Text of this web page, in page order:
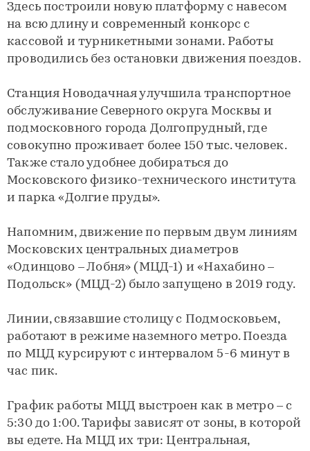
Здесь построили новую платформу с навесом
на всю длину и современный конкорс с
кассовой и турникетными зонами. Работы
проводились без остановки движения поездов.
Станция Новодачная улучшила транспортное
обслуживание Северного округа Москвы и
подмосковного города Долгопрудный, где
совокупно проживает более 150 тыс. человек.
Также стало удобнее добираться до
Московского физико-технического института
и парка «Долгие пруды».
Напомним, движение по первым двум линиям
Московских центральных диаметров
«Одинцово – Лобня» (МЦД-1) и «Нахабино –
Подольск» (МЦД-2) было запущено в 2019 году.
Линии, связавшие столицу с Подмосковьем,
работают в режиме наземного метро. Поезда
по МЦД курсируют с интервалом 5-6 минут в
час пик.
График работы МЦД выстроен как в метро – с
5:30 до 1:00. Тарифы зависят от зоны, в которой
вы едете. На МЦД их три: Центральная,